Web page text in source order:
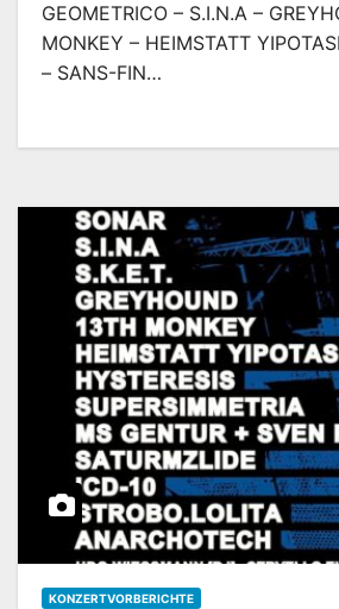
GEOMETRICO – S.I.N.A –
MONKEY – HEIMSTATT
– SANS-FIN…
KONZERTVORBERICHTE